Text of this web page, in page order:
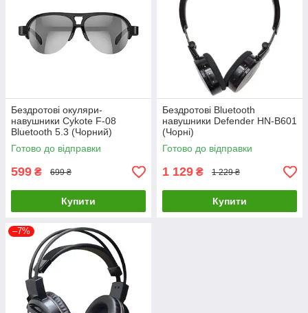
Бездротові окуляри-
навушники Cykote F-08
Bluetooth 5.3 (Чорний)
Готово до відправки
599 ₴ 699 ₴
Купити
Бездротові Bluetooth
навушники Defender HN-B601
(Чорні)
Готово до відправки
1 129 ₴ 1 229 ₴
Купити
–7%